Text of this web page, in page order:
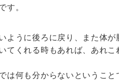
す。
ように後ろに戻り、また体
てくれる時もあれば、あれ
は何も分からないということ